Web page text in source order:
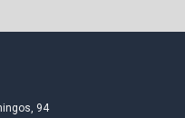
94